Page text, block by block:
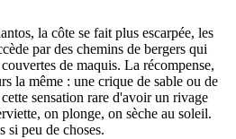
la côte se fait plus escarpée, les
par des chemins de bergers qui
de maquis. La récompense,
la même : une crique de sable ou de
sensation rare d'avoir un rivage
on plonge, on sèche au soleil.
si peu de choses.